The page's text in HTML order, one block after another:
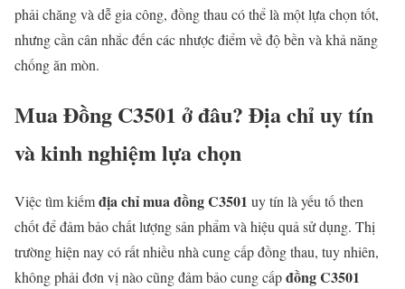
phải chăng và dễ gia công, đồng thau có thể là một lựa chọn tốt,
nhưng cần cân nhắc đến các nhược điểm về độ bền và khả năng
chống ăn mòn.
Mua Đồng C3501 ở đâu? Địa chỉ uy tín
và kinh nghiệm lựa chọn
Việc tìm kiếmđịa chỉ mua đồng C3501 uy tín là yếu tố then
chốt để đảm bảo chất lượng sản phẩm và hiệu quả sử dụng. Thị
trường hiện nay có rất nhiều nhà cung cấp đồng thau, tuy nhiên,
không phải đơn vị nào cũng đảm bảo cung cấpđồng C3501